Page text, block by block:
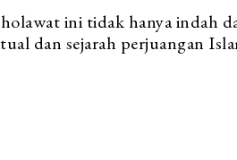
ini tidak hanya indah
dan sejarah perjuangan